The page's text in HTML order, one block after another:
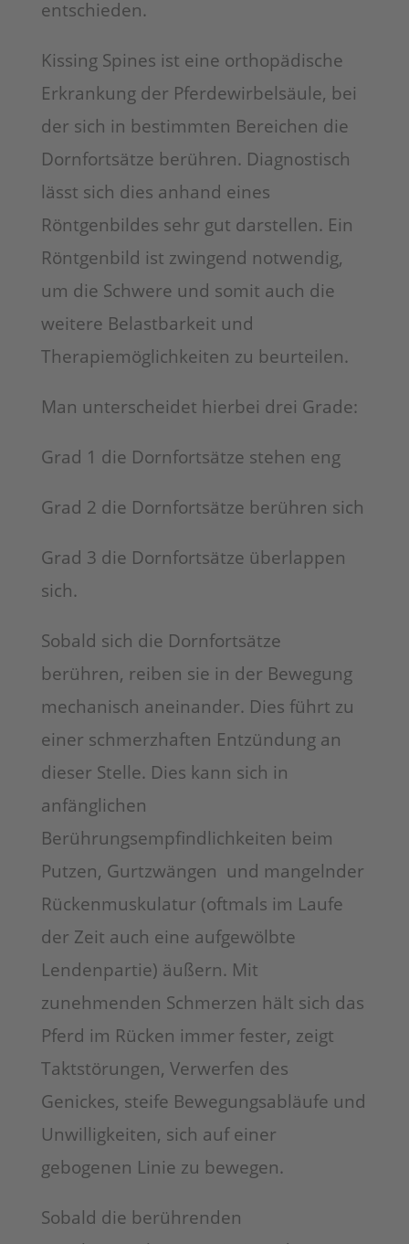
entschieden.
Kissing Spines ist eine orthopädische
Erkrankung der Pferdewirbelsäule, bei
der sich in bestimmten Bereichen die
Dornfortsätze berühren. Diagnostisch
lässt sich dies anhand eines
Röntgenbildes sehr gut darstellen. Ein
Röntgenbild ist zwingend notwendig,
um die Schwere und somit auch die
weitere Belastbarkeit und
Therapiemöglichkeiten zu beurteilen.
Man unterscheidet hierbei drei Grade:
Grad 1 die Dornfortsätze stehen eng
Grad 2 die Dornfortsätze berühren sich
Grad 3 die Dornfortsätze überlappen
sich.
Sobald sich die Dornfortsätze
berühren, reiben sie in der Bewegung
mechanisch aneinander. Dies führt zu
einer schmerzhaften Entzündung an
dieser Stelle. Dies kann sich in
anfänglichen
Berührungsempfindlichkeiten beim
Putzen, Gurtzwängen und mangelnder
Rückenmuskulatur (oftmals im Laufe
der Zeit auch eine aufgewölbte
Lendenpartie) äußern. Mit
zunehmenden Schmerzen hält sich das
Pferd im Rücken immer fester, zeigt
Taktstörungen, Verwerfen des
Genickes, steife Bewegungsabläufe und
Unwilligkeiten, sich auf einer
gebogenen Linie zu bewegen.
Sobald die berührenden